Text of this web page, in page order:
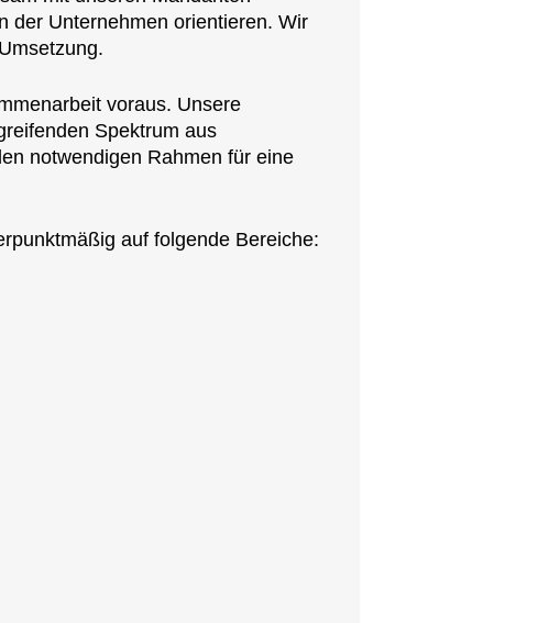
der Unternehmen orientieren. Wir
voraus. Unsere
Spektrum aus
notwendigen Rahmen für eine
auf folgende Bereiche: